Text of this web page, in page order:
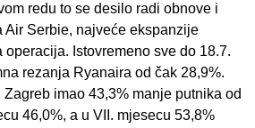
redu to se desilo radi obnove i
Air Serbie, najveće ekspanzije
operacija. Istovremeno sve do 18.7.
rezanja Ryanaira od čak 28,9%.
imao 43,3% manje putnika od
46,0%, a u VII. mjesecu 53,8%